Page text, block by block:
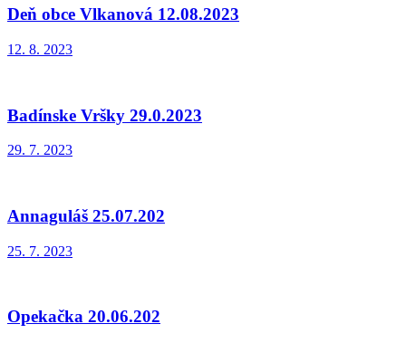
Deň obce Vlkanová 12.08.2023
12. 8. 2023
Badínske Vršky 29.0.2023
29. 7. 2023
Annaguláš 25.07.202
25. 7. 2023
Opekačka 20.06.202